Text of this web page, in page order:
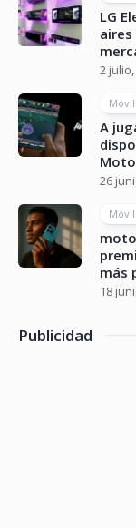
LG
2
A
26
más
18
Publicidad